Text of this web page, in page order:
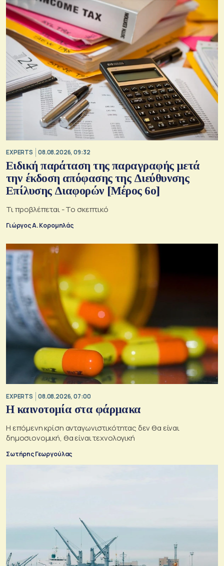
EXPERTS 08.08.2026, 09:32
Ειδική παράταση της παραγραφής μετά
την έκδοση απόφασης της Διεύθυνσης
Επίλυσης Διαφορών [Μέρος 6ο]
Τι προβλέπεται - Το σκεπτικό
Γιώργος Α. Κορομηλάς
EXPERTS 08.08.2026, 07:00
Η καινοτομία στα φάρμακα
Η επόμενη κρίση ανταγωνιστικότητας δεν θα είναι
δημοσιονομική, θα είναι τεχνολογική
Σωτήρης Γεωργούλας